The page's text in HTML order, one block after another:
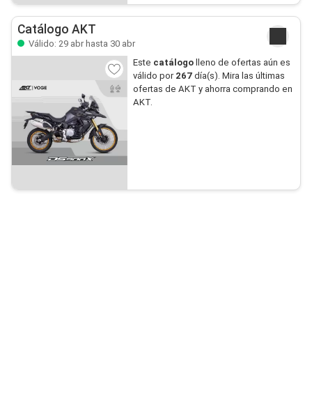
Catálogo AKT
Válido: 29 abr hasta 30 abr
Este catálogolleno de ofertas aún es
válido por 267día(s). Mira las últimas
ofertas de AKT y ahorra comprando en
AKT.